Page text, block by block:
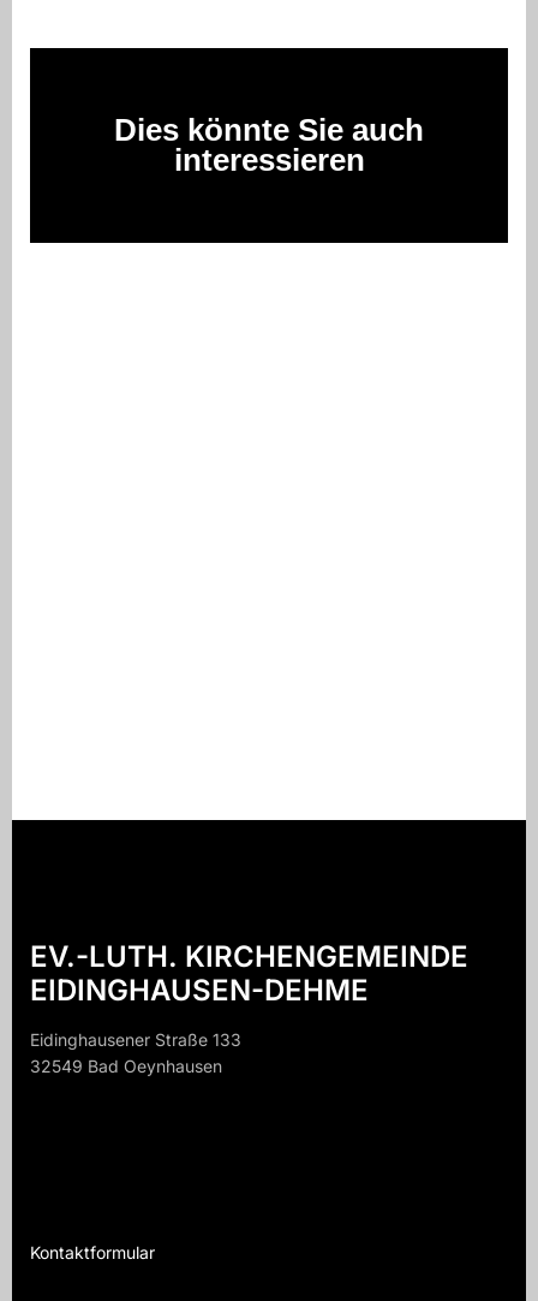
Dies könnte Sie auch
interessieren
EV.-LUTH. KIRCHENGEMEINDE
EIDINGHAUSEN-DEHME
Eidinghausener Straße 133
32549 Bad Oeynhausen
Kontaktformular